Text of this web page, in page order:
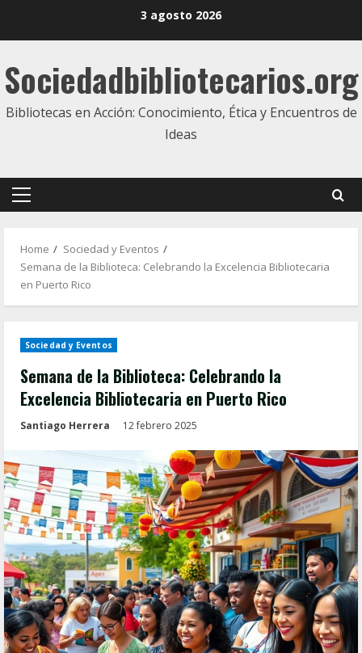
3 agosto 2026
Sociedadbibliotecarios.org
Bibliotecas en Acción: Conocimiento, Ética y Encuentros de
Ideas
Primary
Home
Sociedad y Eventos
Semana de la Biblioteca: Celebrando la Excelencia Bibliotecaria
en Puerto Rico
Sociedad y Eventos
Semana de la Biblioteca: Celebrando la
Excelencia Bibliotecaria en Puerto Rico
Santiago Herrera 12 febrero 2025